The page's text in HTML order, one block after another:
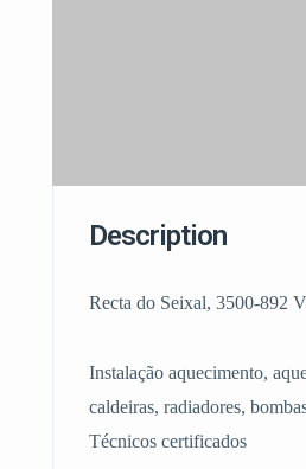
Description
Recta do Seixal, 3500-892
Instalação aquecimento,
caldeiras, radiadores,
Técnicos certificados